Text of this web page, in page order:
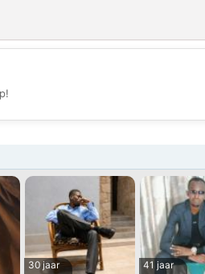
💕
30 jaar
41 jaar